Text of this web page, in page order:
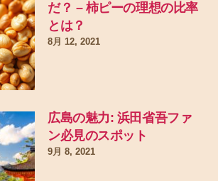
だ？ – 柿ピーの理想の比率
とは？
8月 12, 2021
広島の魅力: 浜田省吾ファ
ン必見のスポット
9月 8, 2021